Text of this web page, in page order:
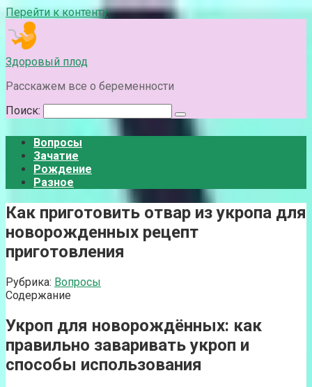
Перейти к контенту
Здоровый плод
Расскажем все о беременности
Поиск:
Вопросы
Зачатие
Рождение
Разное
Как приготовить отвар из укропа для
новорожденных рецепт
приготовления
Рубрика: Вопросы
Содержание
Укроп для новорождённых: как
правильно заваривать укроп и
способы использования